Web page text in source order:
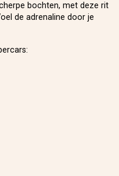
bochten, met deze rit
de adrenaline door je